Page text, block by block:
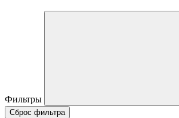
Фильтры
Сброс фильтра